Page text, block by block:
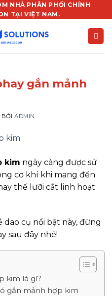
NHÀ PHÂN PHỐI CHÍNH
TẠI VIỆT NAM.
gắn mảnh
BỞIADMIN
kim ngày càng được sử
cơ khí khi mang đến
thế lưỡi cắt linh hoạt
cụ nổi bật này, đừng
sau đây nhé!
kim là gì?
gắn mảnh hợp kim